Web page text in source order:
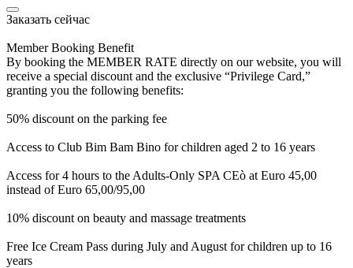
Заказать сейчас
Member Booking Benefit
By booking the MEMBER RATE directly on our website, you will
receive a special discount and the exclusive “Privilege Card,”
granting you the following benefits:
50% discount on the parking fee
Access to Club Bim Bam Bino for children aged 2 to 16 years
Access for 4 hours to the Adults-Only SPA CEò at Euro 45,00
instead of Euro 65,00/95,00
10% discount on beauty and massage treatments
Free Ice Cream Pass during July and August for children up to 16
years